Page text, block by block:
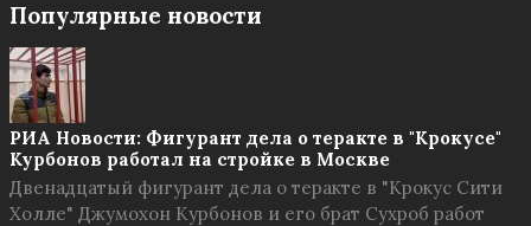
Популярные новости
РИА Новости: Фигурант дела о теракте в "Крокусе"
Курбонов работал на стройке в Москве
Двенадцатый фигурант дела о теракте в "Крокус Сити
Холле" Джумохон Курбонов и его брат Сухроб работ